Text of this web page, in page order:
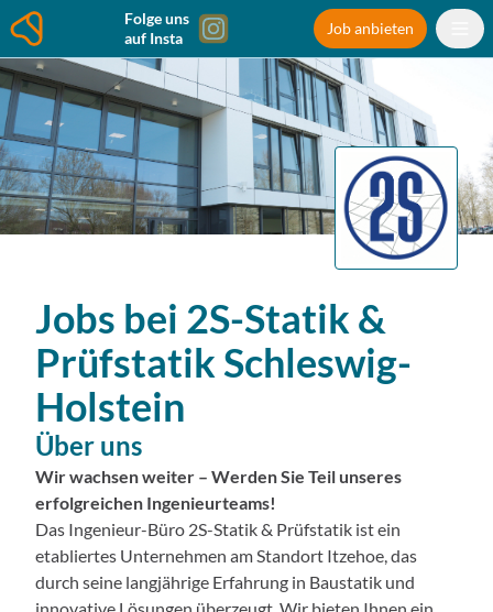
Folge uns
auf Insta
Job anbieten
Jobs bei 2S-Statik &
Prüfstatik Schleswig-
Holstein
Über uns
Wir wachsen weiter – Werden Sie Teil unseres
erfolgreichen Ingenieurteams!
Das Ingenieur-Büro 2S-Statik & Prüfstatik ist ein
etabliertes Unternehmen am Standort Itzehoe, das
durch seine langjährige Erfahrung in Baustatik und